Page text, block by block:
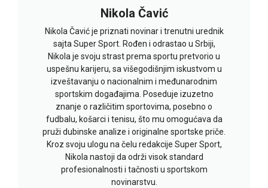
Nikola Čavić
Nikola Čavić je priznati novinar i trenutni urednik
sajta Super Sport. Rođen i odrastao u Srbiji,
Nikola je svoju strast prema sportu pretvorio u
uspešnu karijeru, sa višegodišnjim iskustvom u
izveštavanju o nacionalnim i međunarodnim
sportskim događajima. Poseduje izuzetno
znanje o različitim sportovima, posebno o
fudbalu, košarci i tenisu, što mu omogućava da
pruži dubinske analize i originalne sportske priče.
Kroz svoju ulogu na čelu redakcije Super Sport,
Nikola nastoji da održi visok standard
profesionalnosti i tačnosti u sportskom
novinarstvu.